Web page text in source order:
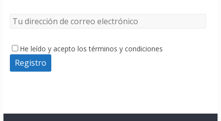
He leído y acepto los términos y condiciones